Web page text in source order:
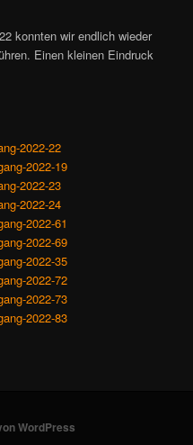
konnten wir endlich wieder
Einen kleinen Eindruck
WordPress